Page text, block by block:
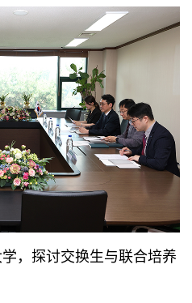
，探讨交换生与联合培养